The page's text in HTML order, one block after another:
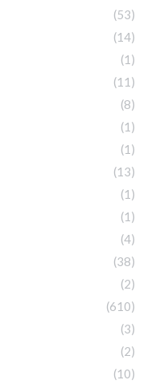
(53)
(14)
(1)
(11)
(8)
(1)
(1)
(13)
(1)
(1)
(4)
(38)
(2)
(610)
(3)
(2)
(10)